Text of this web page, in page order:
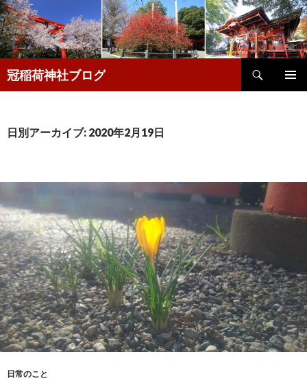
冠稲荷神社ブログ
索
ン
動
日別アーカイブ: 2020年2月19日
日常のこと